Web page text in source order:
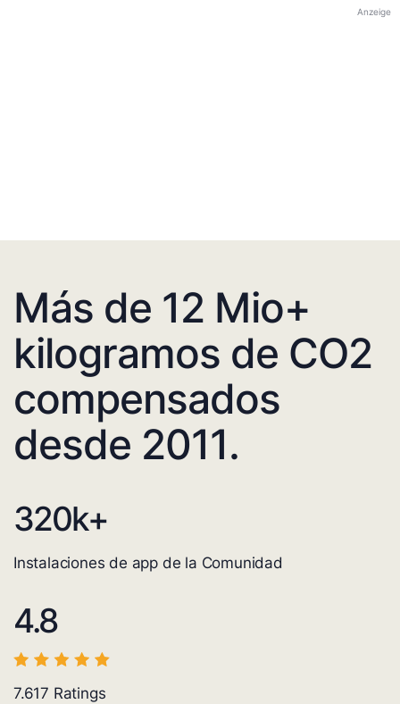
Anzeige
Más de 12 Mio+
kilogramos de CO2
compensados
desde 2011.
320k+
Instalaciones de app de la Comunidad
4.8
7.617 Ratings